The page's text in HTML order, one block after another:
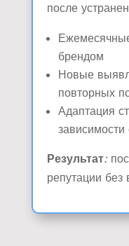
после
брендом
Новые
повторных
Адаптация
зависимости
Результат:
репутации без